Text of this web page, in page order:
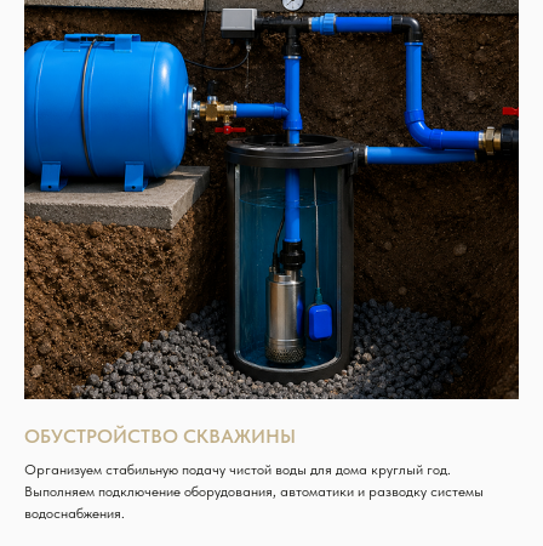
ОБУСТРОЙСТВО СКВАЖИНЫ
Организуем стабильную подачу чистой воды для дома круглый год.
Выполняем подключение оборудования, автоматики и разводку системы
водоснабжения.